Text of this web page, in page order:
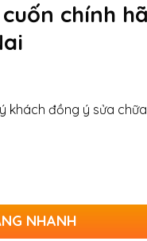
chính
khách đồng ý sửa
NHANH